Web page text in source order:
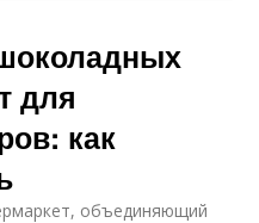
для
как
объединяющий